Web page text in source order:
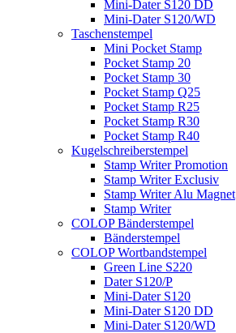
Mini-Dater S120 DD
Mini-Dater S120/WD
Taschenstempel
Mini Pocket Stamp
Pocket Stamp 20
Pocket Stamp 30
Pocket Stamp Q25
Pocket Stamp R25
Pocket Stamp R30
Pocket Stamp R40
Kugelschreiberstempel
Stamp Writer Promotion
Stamp Writer Exclusiv
Stamp Writer Alu Magnet
Stamp Writer
COLOP Bänderstempel
Bänderstempel
COLOP Wortbandstempel
Green Line S220
Dater S120/P
Mini-Dater S120
Mini-Dater S120 DD
Mini-Dater S120/WD